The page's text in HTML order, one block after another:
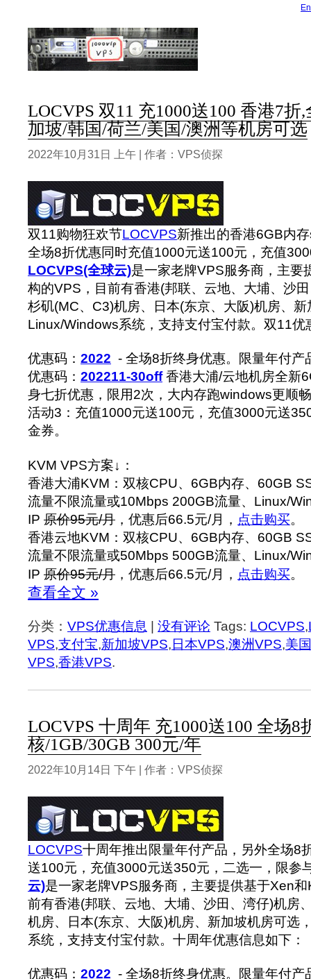
LOCVPS 双11 充1000送100 香港7折
加坡/韩国/荷兰/美国/澳洲等机房可选
2022年10月31日 上午 | 作者：VPS侦探
双11购物狂欢节LOCVPS新推出的香港6GB内
全场8折优惠同时充值1000元送100元，充值
LOCVPS(全球云)是一家老牌VPS服务商，主要
构的VPS，目前有香港(邦联、云地、大埔、沙
杉矶(MC、C3)机房、日本(东京、大阪)机房、
Linux/Windows系统，支持支付宝付款。双11优
优惠码： 2022 - 全场8折终身优惠。限量年付产
优惠码： 202211-30off香港大浦/云地机房全新
身七折优惠，限用2次，大内存跑windows更顺
活动3：充值1000元送100元，充值3000元送
金券。
KVM VPS方案↓：
香港大浦KVM：双核CPU、6GB内存、60GB
流量不限流量或10Mbps 200GB流量、Linux/
IP 原价95元/月 ，优惠后66.5元/月， 点击购买。
香港云地KVM：双核CPU、6GB内存、60GB
流量不限流量或50Mbps 500GB流量、Linux/
IP 原价95元/月 ，优惠后66.5元/月， 点击购买。
查看全文 »
分类： VPS优惠信息 没有评论 Tags: LOCVPS,
VPS,支付宝,新加坡VPS, 日本VPS,澳洲VPS,美
VPS,香港VPS.
LOCVPS 十周年 充1000送100 全场8
核/1GB/30GB 300元/年
2022年10月14日 下午 | 作者：VPS侦探
LOCVPS十周年推出限量年付产品，另外全场8
送100元，充值3000元送350元，二选一，限参
云)是一家老牌VPS服务商，主要提供基于Xen
前有香港(邦联、云地、大埔、沙田、湾仔)机房
机房、日本(东京、大阪)机房、新加坡机房可选
系统，支持支付宝付款。十周年优惠信息如下：
优惠码： 2022 - 全场8折终身优惠。限量年付产